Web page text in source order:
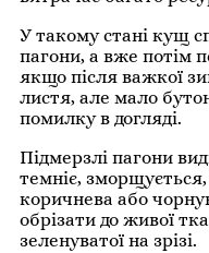
У такому стані кущ
пагони, а вже потім
якщо після важкої
листя, але мало
помилку в догляді.
Підмерзлі пагони
темніє, зморщується,
коричнева або
обрізати до живої
зеленуватої на зрізі.